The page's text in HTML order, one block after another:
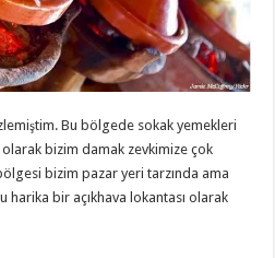
Bu bölgede sokak yemekleri
bizim damak zevkimize çok
bizim pazar yeri tarzında ama
harika bir açıkhava lokantası olarak